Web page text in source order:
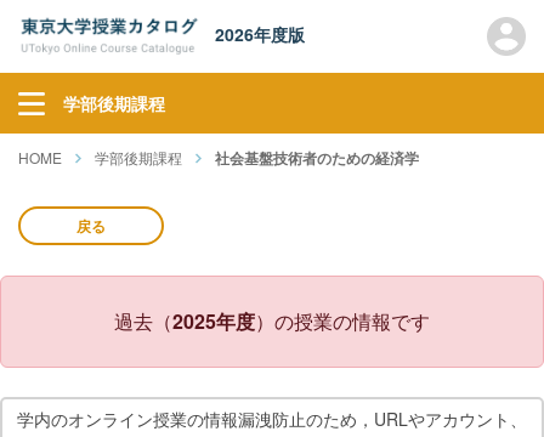
2026年度版
学部後期課程
HOME 学部後期課程 社会基盤技術者のための経済学
戻る
過去（2025年度）の授業の情報です
学内のオンライン授業の情報漏洩防止のため，URLやアカウント、